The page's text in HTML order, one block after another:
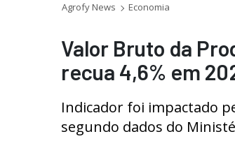
Agrofy News Economia
Valor Bruto da
recua 4,6% em
Indicador foi impactado
segundo dados do